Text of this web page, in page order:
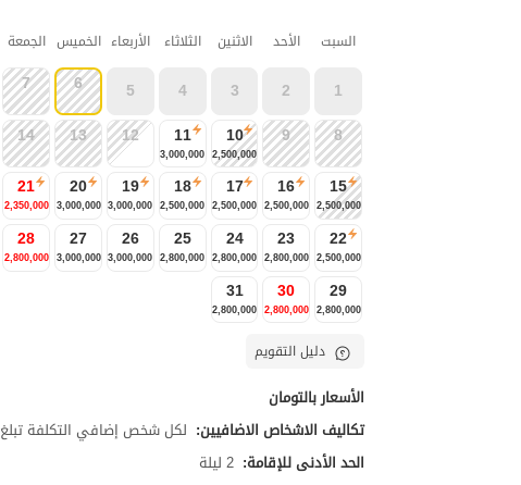
السبت الأحد الاثنين الثلاثاء الأربعاء الخميس الجمعة
1
2
3
4
5
6
7
8
9
10
2,500,000
11
3,000,000
12
13
14
15
2,500,000
16
2,500,000
17
2,500,000
18
2,500,000
19
3,000,000
20
3,000,000
21
2,350,000
22
2,500,000
23
2,800,000
24
2,800,000
25
2,800,000
26
3,000,000
27
3,000,000
28
2,800,000
29
2,800,000
30
2,800,000
31
2,800,000
دليل التقويم
الأسعار بالتومان
تكاليف الاشخاص الاضافيين: لكل شخص إضافي التكلفة تبلغ 300,000 تومان
الحد الأدنى للإقامة: 2 ليلة